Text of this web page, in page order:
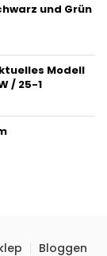
und Grün
Modell
/ 25-1
Bloggen